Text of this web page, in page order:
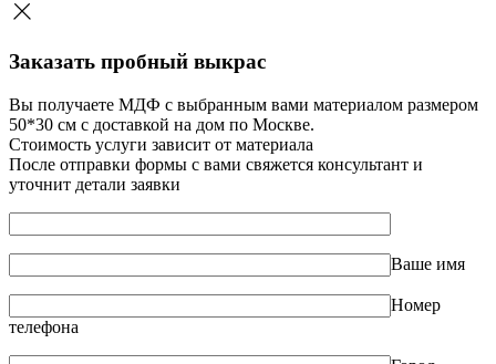
Заказать пробный выкрас
Вы получаете МДФ с выбранным вами материалом размером
50*30 см с доставкой на дом по Москве.
Стоимость услуги зависит от материала
После отправки формы с вами свяжется консультант и
уточнит детали заявки
Ваше имя
Номер
телефона